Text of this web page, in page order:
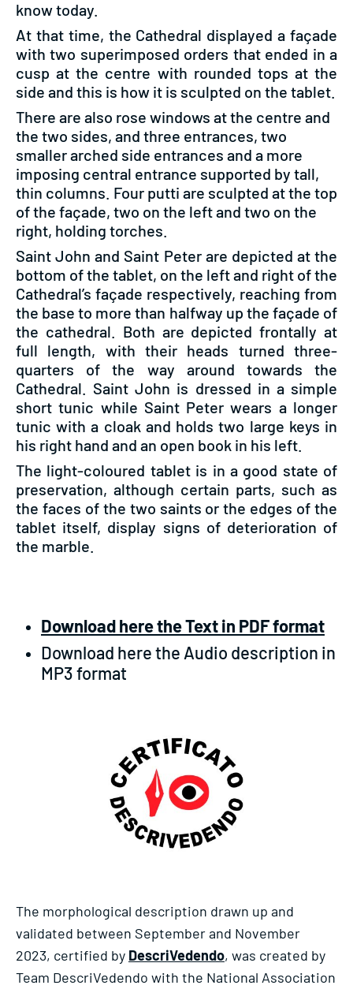
know today.
At that time, the Cathedral displayed a façade
with two superimposed orders that ended in a
cusp at the centre with rounded tops at the
side and this is how it is sculpted on the tablet.
There are also rose windows at the centre and
the two sides, and three entrances, two
smaller arched side entrances and a more
imposing central entrance supported by tall,
thin columns. Four putti are sculpted at the top
of the façade, two on the left and two on the
right, holding torches.
Saint John and Saint Peter are depicted at the
bottom of the tablet, on the left and right of the
Cathedral’s façade respectively, reaching from
the base to more than halfway up the façade of
the cathedral. Both are depicted frontally at
full length, with their heads turned three-
quarters of the way around towards the
Cathedral. Saint John is dressed in a simple
short tunic while Saint Peter wears a longer
tunic with a cloak and holds two large keys in
his right hand and an open book in his left.
The light-coloured tablet is in a good state of
preservation, although certain parts, such as
the faces of the two saints or the edges of the
tablet itself, display signs of deterioration of
the marble.
Download here the Text in PDF format
Download here the Audio description in
MP3 format
The morphological description drawn up and
validated between September and November
2023, certified by DescriVedendo, was created by
Team DescriVedendo with the National Association